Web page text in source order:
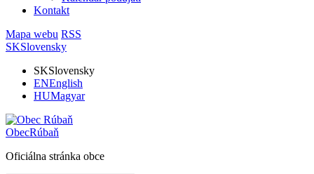
Kontakt
Mapa webu RSS
SKSlovensky
SKSlovensky
ENEnglish
HUMagyar
ObecRúbaň
Oficiálna stránka obce